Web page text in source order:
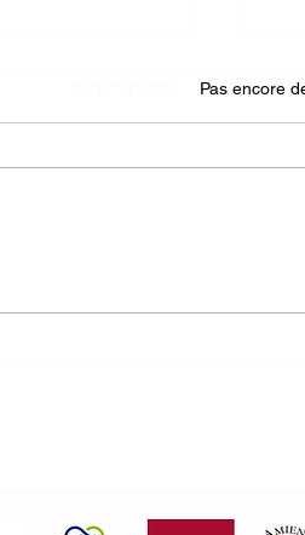
Noté 0 étoile sur 5.
Pas encore